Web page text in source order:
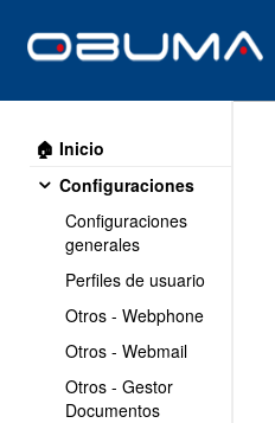
🏠 Inicio
Configuraciones
Configuraciones
generales
Perfiles de usuario
Otros - Webphone
Otros - Webmail
Otros - Gestor
Documentos